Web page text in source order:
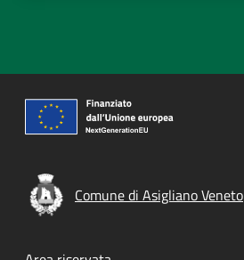
Comune di Asigliano Veneto